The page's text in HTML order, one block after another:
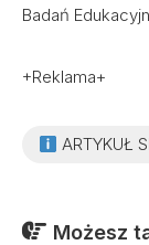
Badań
+Reklama+
ARTYKUŁ
Możesz